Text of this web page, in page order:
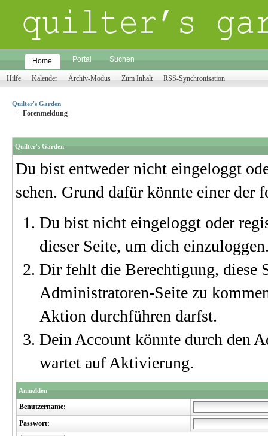
Home Portal Suchen
Hilfe Kalender Archiv-Modus Zum Inhalt RSS-Synchronisation
Quilter's Garden
Forenmeldung
Quilter's Garden
Du bist entweder nicht eingeloggt
sehen. Grund dafür könnte einer der
Du bist nicht eingeloggt oder
dieser Seite, um dich
Dir fehlt die Berechtigung, diese
Administratoren-Seite zu
Aktion durchführen darfst.
Dein Account könnte durch den
wartet auf Aktivierung.
Anmelden
Benutzername:
Passwort: